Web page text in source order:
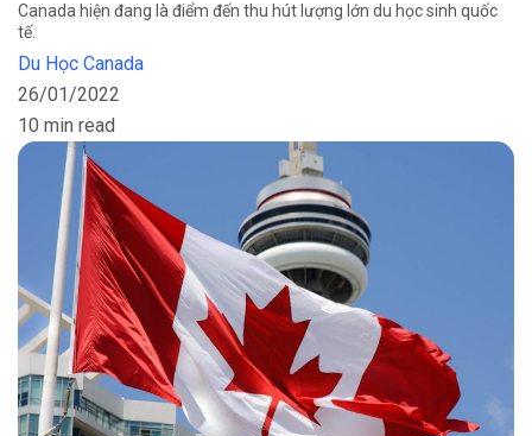
Canada hiện đang là điểm đến thu hút lượng lớn du học sinh quốc
tế.
Du Học Canada
26/01/2022
10 min read